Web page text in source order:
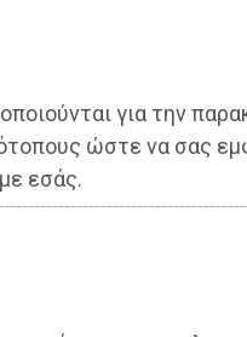
για την
ώστε να σας
εσάς.
Ο